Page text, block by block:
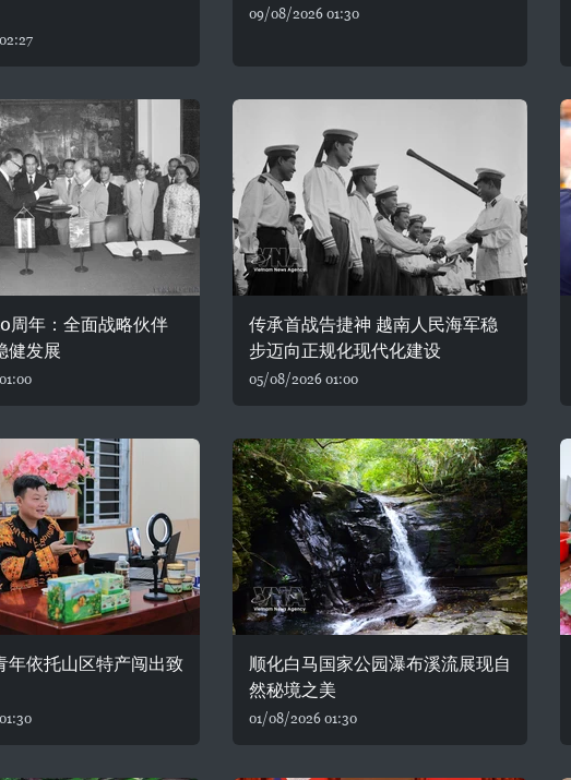
09/08/2026 01:30
周年：全面战略伙伴
健发展
传承首战告捷神 越南人民海军稳
步迈向正规化现代化建设
05/08/2026 01:00
年依托山区特产闯出致
顺化白马国家公园瀑布溪流展现自
然秘境之美
01/08/2026 01:30